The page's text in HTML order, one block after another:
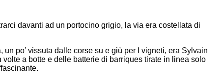
davanti ad un portocino grigio, la via era costellata di
po’ vissuta dalle corse su e giù per I vigneti, era Sylvain
a botte e delle batterie di barriques tirate in linea solo